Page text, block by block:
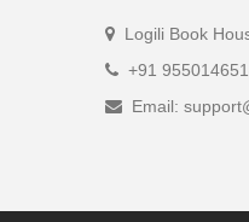
Logili Book
+91
Email: